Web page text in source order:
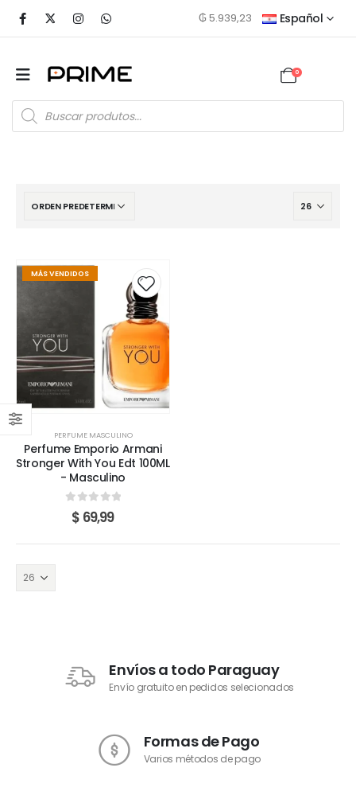
₲ 5.939,23 Español
0
MÁS VENDIDOS
PERFUME MASCULINO
Perfume Emporio Armani
Stronger With You Edt 100ML
- Masculino
out of 5
$ 69,99
Envíos a todo Paraguay
Envío gratuito en pedidos selecionados
Formas de Pago
Varios métodos de pago